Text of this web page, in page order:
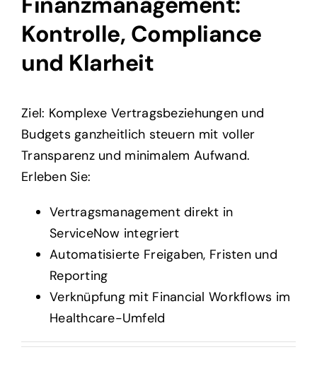
Kontrolle, Compliance
und Klarheit
Ziel: Komplexe Vertragsbeziehungen und
Budgets ganzheitlich steuern mit voller
Transparenz und minimalem Aufwand.
Erleben Sie:
Vertragsmanagement direkt in
ServiceNow integriert
Automatisierte Freigaben, Fristen und
Reporting
Verknüpfung mit Financial Workflows im
Healthcare-Umfeld